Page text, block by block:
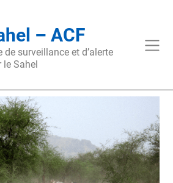
– ACF
de surveillance et d’alerte
Sahel